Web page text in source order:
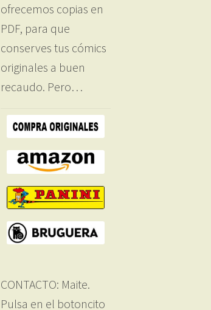
ofrecemos copias en
PDF, para que
conserves tus cómics
originales a buen
recaudo. Pero…
CONTACTO: Maite.
Pulsa en el botoncito